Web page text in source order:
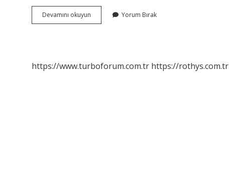
Devamını okuyun Centilmen
Dizisi
Yorum Bırak
https://www.turboforum.com.tr https://rothys.com.tr